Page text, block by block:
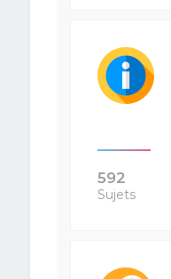
592
Sujets